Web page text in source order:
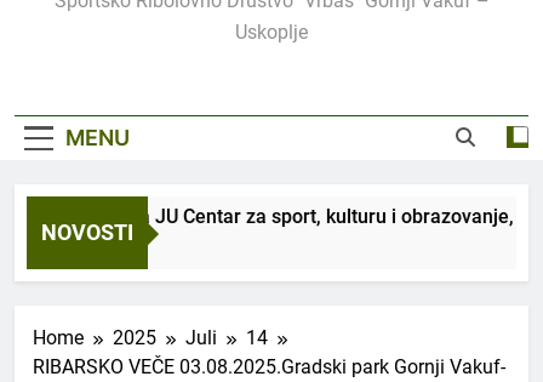
Uskoplje
MENU
NOVOSTI
U saradnji sa JU Centar za sport, kulturu i obrazovanje,
3 Sedmice Ago
Home 2025 Juli
14
RIBARSKO VEČE 03.08.2025.Gradski park Gornji Vakuf-